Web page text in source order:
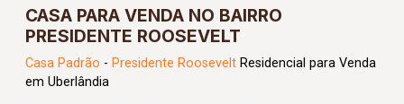
CASA PARA VENDA NO BAIRRO
PRESIDENTE ROOSEVELT
Casa Padrão - Presidente Roosevelt Residencial para Venda
em Uberlândia